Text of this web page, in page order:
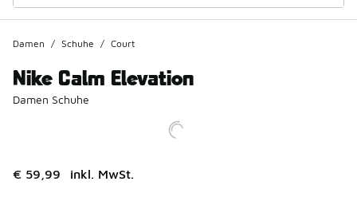
Damen / Schuhe / Court
Nike Calm Elevation
Damen Schuhe
€ 59,99 inkl. MwSt.